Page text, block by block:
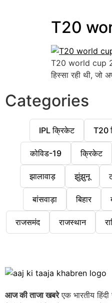
T20
T20 world cup
हिस्सा रही थी, जो
Categories
IPL क्रिकेट T20
कोविड-19 क्रिकेट
झालावाड़ झुंझुनू
बांसवाड़ा बिहार
राजसमंद राजस्थान
आज की ताजा खबरेएक भारतीय